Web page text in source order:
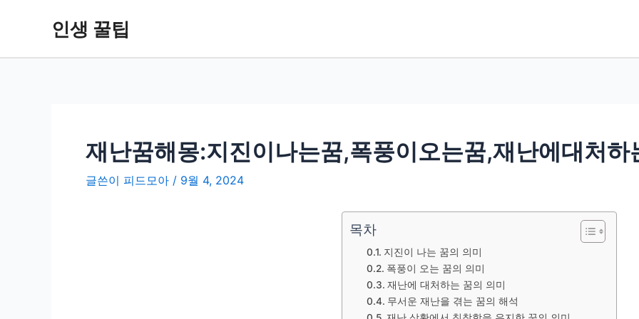
인생 꿀팁
재난꿈해몽:지진이나는꿈,폭풍이오는꿈,재난에대처하
글쓴이 피드모아 / 9월 4, 2024
목차
지진이 나는 꿈의 의미
폭풍이 오는 꿈의 의미
재난에 대처하는 꿈의 의미
무서운 재난을 겪는 꿈의 해석